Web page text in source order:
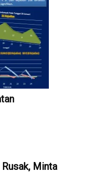
Minta